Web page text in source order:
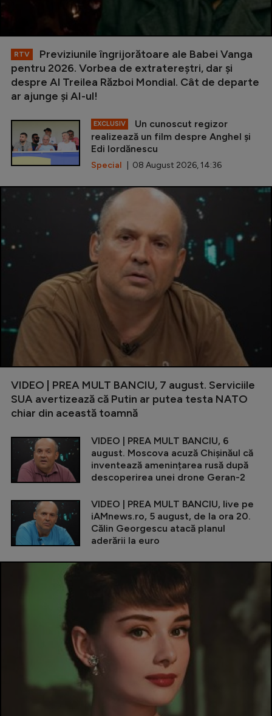
RTV
Previziunile îngrijorătoare ale Babei Vanga
pentru 2026. Vorbea de extratereștri, dar și
despre Al Treilea Război Mondial. Cât de departe
ar ajunge și AI-ul!
EXCLUSIV
Un cunoscut regizor
realizează un film despre Anghel și
Edi Iordănescu
Special | 08 August 2026, 14:36
VIDEO | PREA MULT BANCIU, 7 august. Serviciile
SUA avertizează că Putin ar putea testa NATO
chiar din această toamnă
VIDEO | PREA MULT BANCIU, 6
august. Moscova acuză Chișinăul că
inventează amenințarea rusă după
descoperirea unei drone Geran-2
VIDEO | PREA MULT BANCIU, live pe
iAMnews.ro, 5 august, de la ora 20.
Călin Georgescu atacă planul
aderării la euro